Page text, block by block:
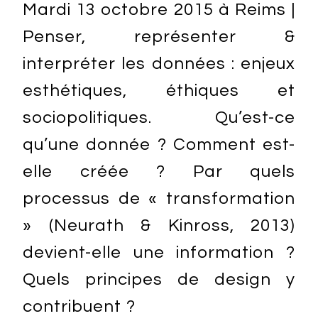
Mardi 13 octobre 2015 à Reims |
Penser, représenter &
interpréter les données : enjeux
esthétiques, éthiques et
sociopolitiques. Qu’est-ce
qu’une donnée ? Comment est-
elle créée ? Par quels
processus de « transformation
» (Neurath & Kinross, 2013)
devient-elle une information ?
Quels principes de design y
contribuent ?